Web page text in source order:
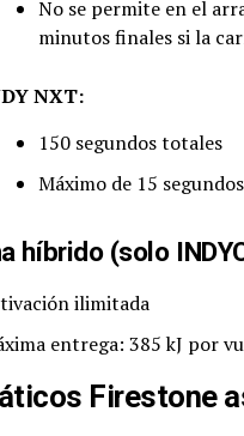
No se permite en el
minutos finales si la
NXT:
150 segundos totales
Máximo de 15
híbrido (solo
ilimitada
entrega: 385 kJ por
Firestone